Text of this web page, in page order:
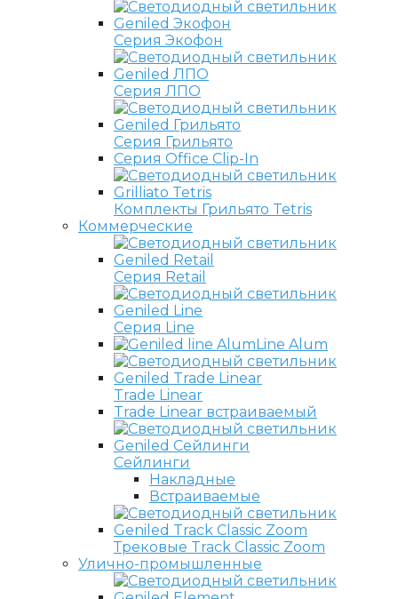
Серия Экофон
Серия ЛПО
Серия Грильято
Серия Office Clip-In
Комплекты Грильято Tetris
Коммерческие
Серия Retail
Серия Line
Line Alum
Trade Linear
Trade Linear встраиваемый
Сейлинги
Накладные
Встраиваемые
Трековые Track Classic Zoom
Улично-промышленные